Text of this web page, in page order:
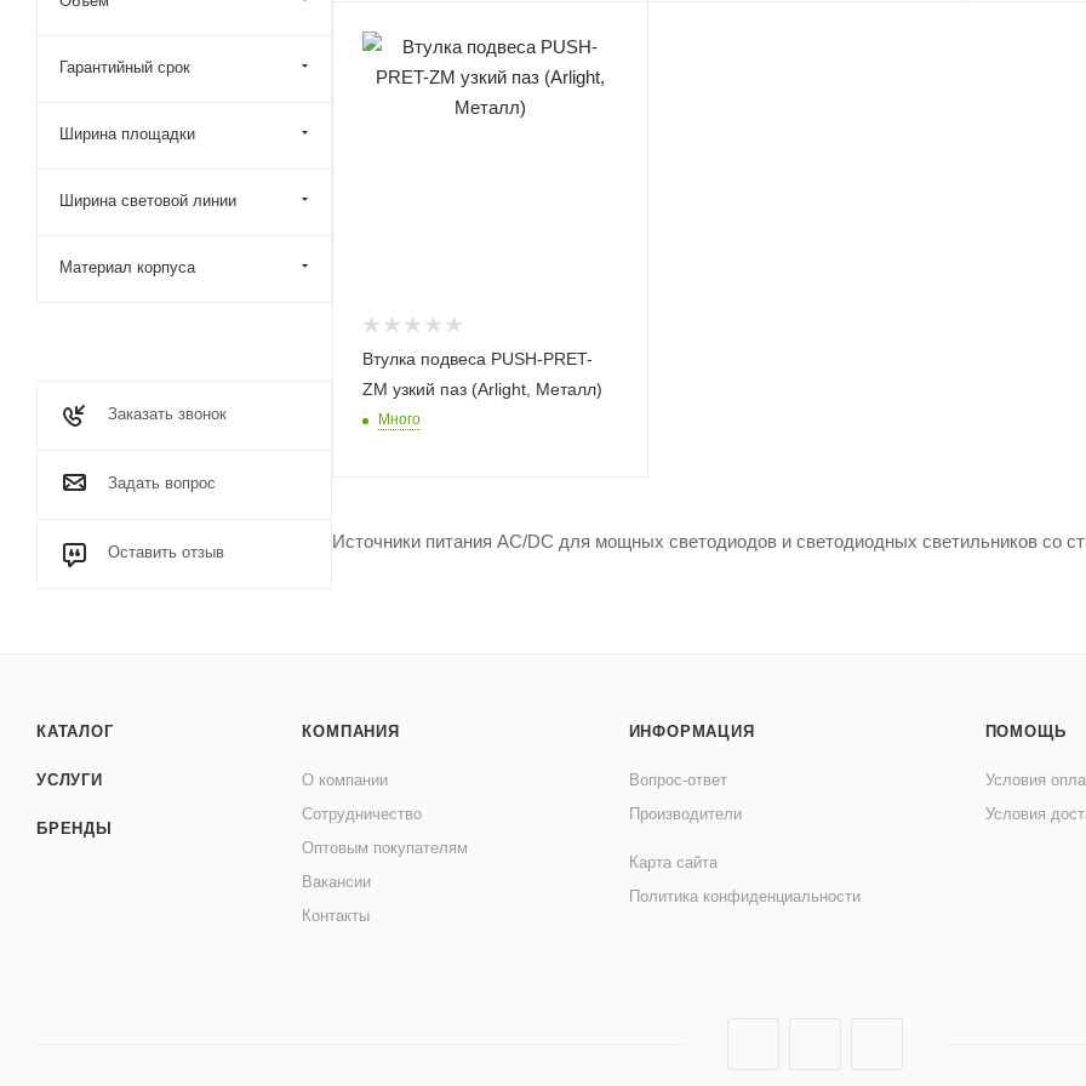
Втулка подвеса PUSH-PRET-
ZM узкий паз (Arlight, Металл)
Много
Источники питания AC/DC для мощных светодиодов и светодиодных светильников со
Гарантийный срок
Ширина площадки
Ширина световой линии
Материал корпуса
Заказать звонок
Задать вопрос
Оставить отзыв
КАТАЛОГ
УСЛУГИ
БРЕНДЫ
КОМПАНИЯ
О компании
Сотрудничество
Оптовым покупателям
Вакансии
Контакты
ИНФОРМАЦИЯ
Вопрос-ответ
Производители
Карта сайта
Политика конфиденциальности
ПОМОЩЬ
Условия
Условия